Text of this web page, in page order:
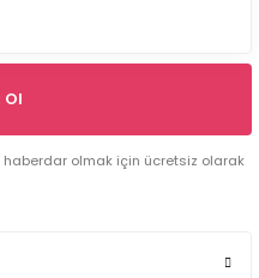
Ol
haberdar olmak için ücretsiz olarak